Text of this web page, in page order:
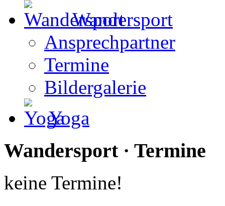
Wandersport
Ansprechpartner
Termine
Bildergalerie
Yoga
Wandersport · Termine
keine Termine!